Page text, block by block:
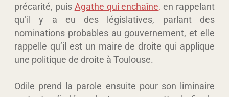
précarité, puis Agathe qui enchaîne, en rappelant
qu’il y a eu des législatives, parlant des
nominations probables au gouvernement, et elle
rappelle qu’il est un maire de droite qui applique
une politique de droite à Toulouse.
Odile prend la parole ensuite pour son liminaire